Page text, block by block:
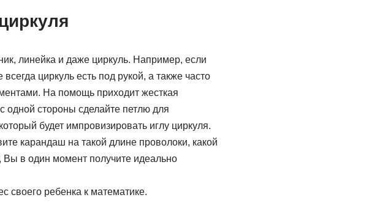
линейка и даже циркуль. Например, если
циркуль есть под рукой, а также часто
На помощь приходит жесткая
одной стороны сделайте петлю для
будет импровизировать иглу циркуля.
карандаш на такой длине проволоки, какой
Вы в один момент получите идеально
своего ребенка к математике.